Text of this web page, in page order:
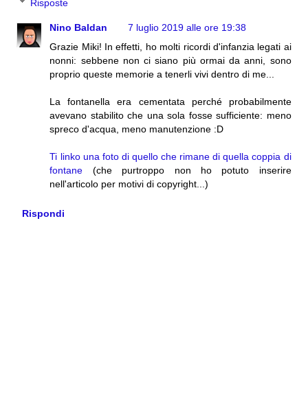
Risposte
Nino Baldan
7 luglio 2019 alle ore 19:38
Grazie Miki! In effetti, ho molti ricordi d'infanzia legati ai
nonni: sebbene non ci siano più ormai da anni, sono
proprio queste memorie a tenerli vivi dentro di me...
La fontanella era cementata perché probabilmente
avevano stabilito che una sola fosse sufficiente: meno
spreco d'acqua, meno manutenzione :D
Ti linko una foto di quello che rimane di quella coppia di
fontane (che purtroppo non ho potuto inserire
nell'articolo per motivi di copyright...)
Rispondi